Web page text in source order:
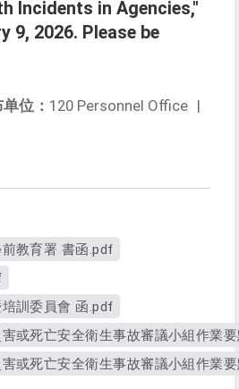
Incidents in Agencies,"
9, 2026. Please be
位： 120 Personnel Office |
教育署 書函.pdf
訓委員會 函.pdf
或死亡安全衛生事故審議小組作業
或死亡安全衛生事故審議小組作業